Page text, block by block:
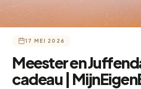
17 MEI 2026
Meester en
cadeau |